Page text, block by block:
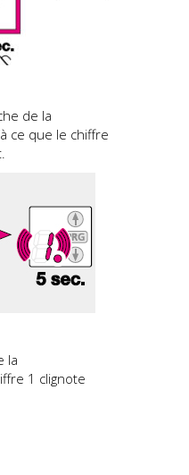
de la
ce que le chiffre
la
1 clignote